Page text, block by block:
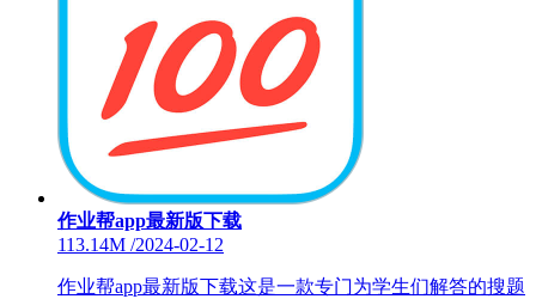
作业帮app最新版下载
113.14M /2024-02-12
作业帮app最新版下载这是一款专门为学生们解答的搜题